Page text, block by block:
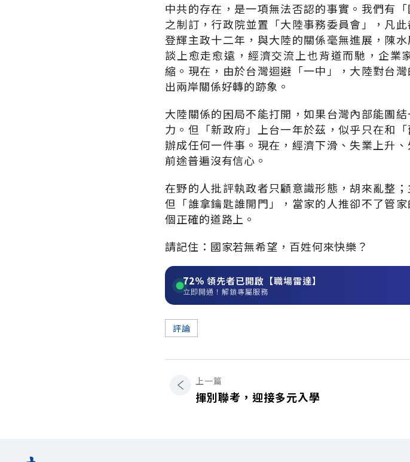
中共的存在，是一項無法否認的事實。我們有
之制訂，行政院並置「大陸事務委員會」，凡
登輝主政十二年，與大陸的關係毫無進展，陳
談上愈走愈遠，經濟交流上也背道而馳，企
縮。現在，由於台灣迴避「一中」，大陸對台
出兩岸關係好轉的跡象。
大陸關係的困局不能打開，如果台灣內部能團
力。但「新政府」上台一年於茲，似乎只在和
辦成任何一件事。現在，經濟下滑、失業上升
前途普遍沒有信心。
在野的人批評執政者只顧意識形態，胡來亂整
但「誰拿鑰匙誰開門」，當家的人推卻不了管
個正確的道路上。
請記住：國家若無希望，百姓何來快樂？
72% 領先者已開啟【職場雷達】
立即開通！解鎖專屬服務
評論
上一篇
揮別聯考，迎接多元入學